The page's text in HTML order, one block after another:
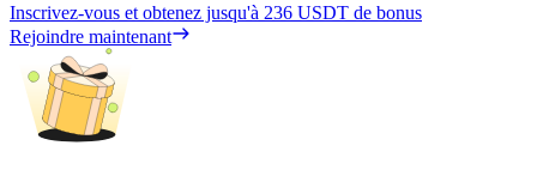
Inscrivez-vous et obtenez jusqu'à 236 USDT de bonus
Rejoindre maintenant